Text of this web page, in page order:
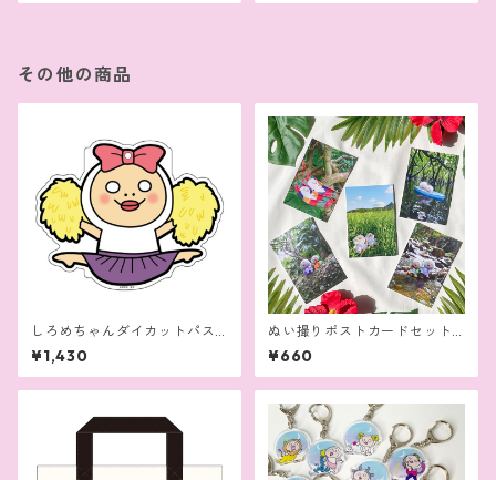
その他の商品
しろめちゃんダイカットパス
ケース
¥1,430
ぬい撮りポストカードセット
（陸編）
¥660